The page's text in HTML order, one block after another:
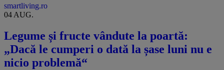
smartliving.ro
04 AUG.
Legume și fructe vândute la poartă:
„Dacă le cumperi o dată la șase luni nu e
nicio problemă“